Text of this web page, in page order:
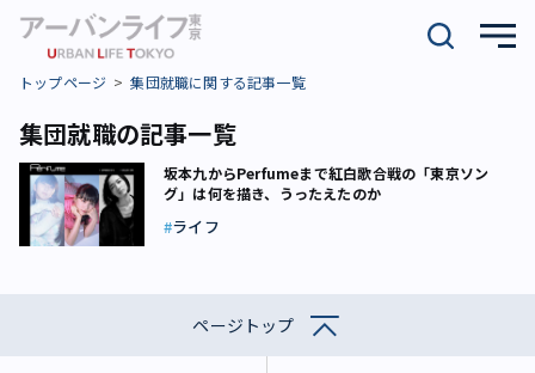
トップページ 集団就職に関する記事一覧
集団就職の記事一覧
坂本九からPerfumeまで――紅白歌合戦の「東京ソン
グ」は何を描き、うったえたのか
ライフ
ページトップ